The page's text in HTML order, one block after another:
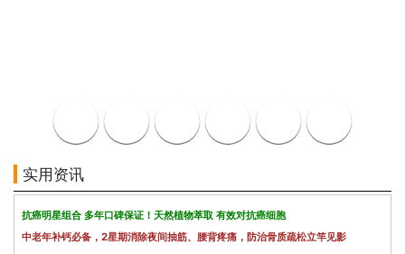
实用资讯
抗癌明星组合 多年口碑保证！天然植物萃取 有效对抗癌细胞
中老年补钙必备，2星期消除夜间抽筋、腰背疼痛，防治骨质疏松立竿见影